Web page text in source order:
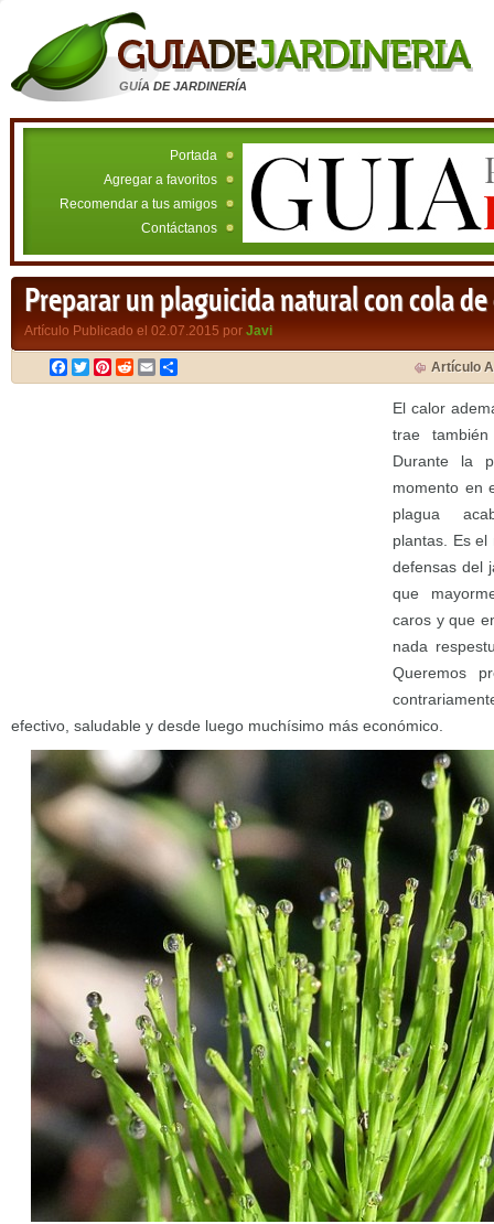
GUÍA DE JARDINERÍA
Portada
Agregar a favoritos
Recomendar a tus amigos
Contáctanos
Preparar un plaguicida natural con cola
Artículo Publicado el 02.07.2015 por Javi
Facebook
TwitterPinterest
RedditEmail Artículo
El calor
trae
Durante la
momento en
plagua
plantas. Es
defensas del
que
caros y que
nada
Queremos
efectivo, saludable y desde luego muchísimo más económico.